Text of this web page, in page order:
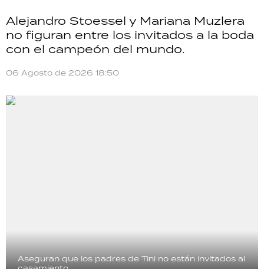
Alejandro Stoessel y Mariana Muzlera
no figuran entre los invitados a la boda
con el campeón del mundo.
06 Agosto de 2026 18:50
Aseguran que los padres de Tini no están invitados al